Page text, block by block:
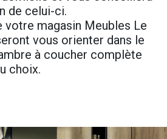
de celui-ci.
votre magasin Meubles Le
vous orienter dans le
à coucher complète
choix.